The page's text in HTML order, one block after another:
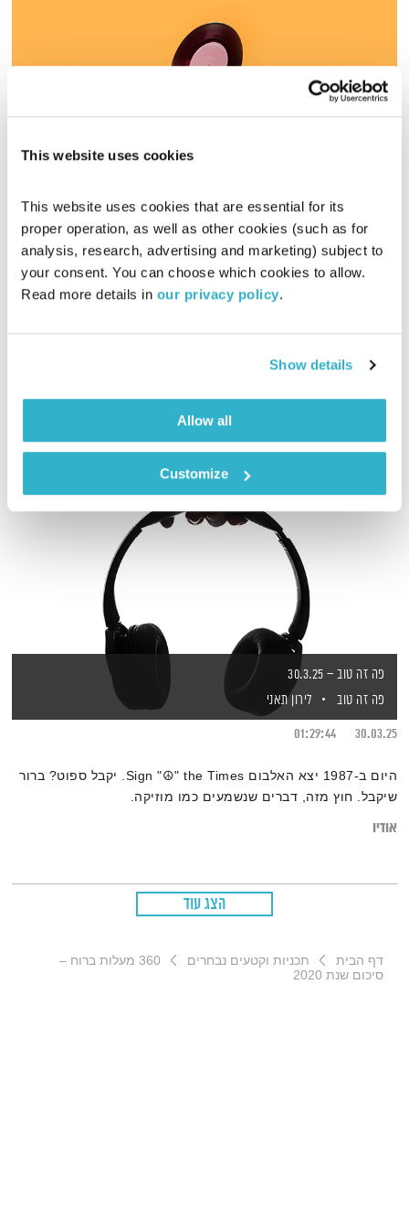
This website uses cookies
This website uses cookies that are essential for its
proper operation, as well as other cookies (such as for
analysis, research, advertising and marketing) subject to
your consent. You can choose which cookies to allow.
Read more details in our privacy policy.
Show details
Allow all
Customize
הדיבור של אליוט – 23.1.23
הדיבור של אליוט
אליוט
23.01.23
02:00:30
אליוט עורכת ומגישה שעתיים עם מיטב המוזיקה המקומית הטרייה
פה זה טוב – 30.3.25
פה זה טוב
לירון תאני
30.03.25
01:29:44
היום ב-1987 יצא האלבום Sign "☮︎" the Times. יקבל ספוט? ברור
שיקבל. חוץ מזה, דברים שנשמעים כמו מוזיקה.
אודיו
הצג עוד
דף הבית תכניות וקטעים נבחרים
360 מעלות ברוח –
סיכום שנת 2020